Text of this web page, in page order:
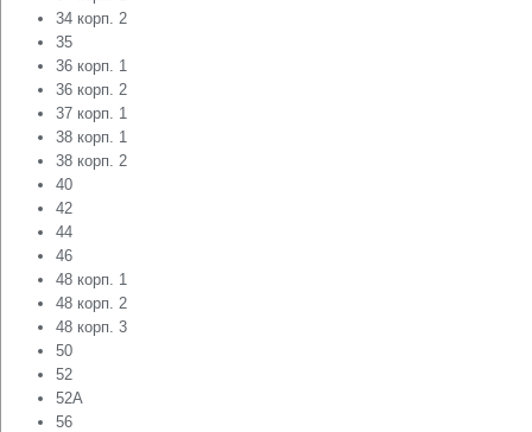
34 корп. 2
35
36 корп. 1
36 корп. 2
37 корп. 1
38 корп. 1
38 корп. 2
40
42
44
46
48 корп. 1
48 корп. 2
48 корп. 3
50
52
52А
56